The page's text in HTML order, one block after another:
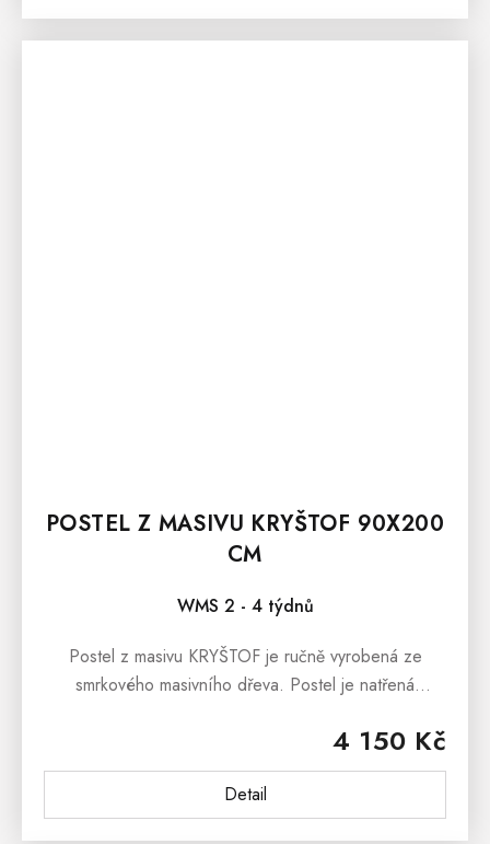
POSTEL Z MASIVU KRYŠTOF 90X200
CM
WMS 2 - 4 týdnů
4 150 Kč
Detail
Postel z masivu KRYŠTOF je ručně vyrobená ze
smrkového masivního dřeva. Postel je natřená
masivu KRYŠTOF je ošetřena...